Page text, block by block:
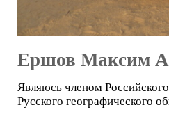
Ершов Максим
Являюсь членом
Русского географического